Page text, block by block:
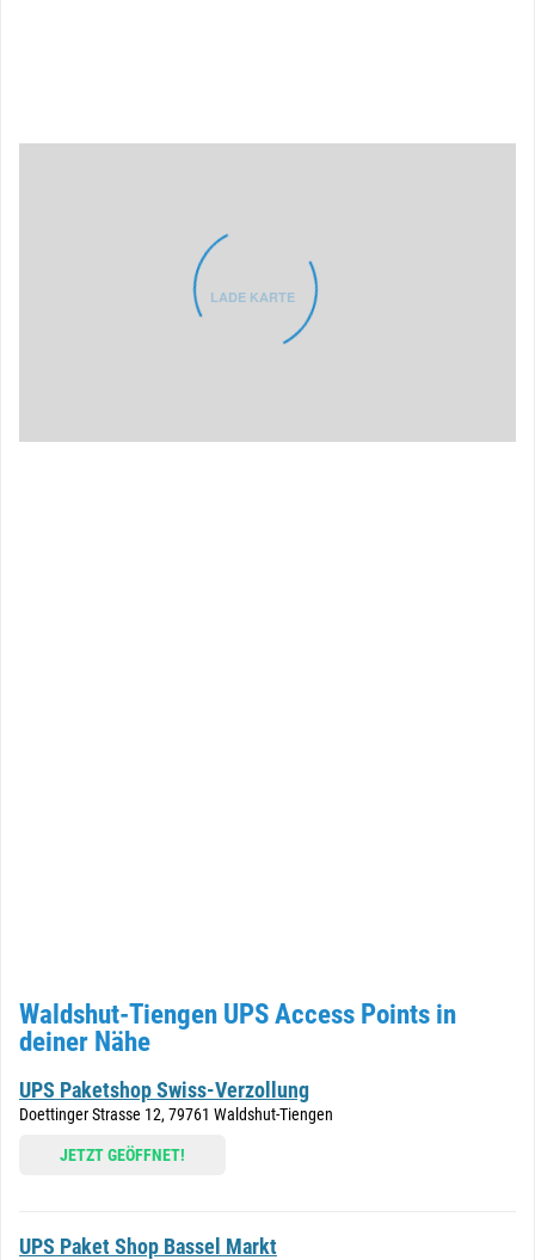
Waldshut-Tiengen UPS Access Points in
deiner Nähe
UPS Paketshop Swiss-Verzollung
Doettinger Strasse 12, 79761 Waldshut-Tiengen
JETZT GEÖFFNET!
UPS Paket Shop Bassel Markt